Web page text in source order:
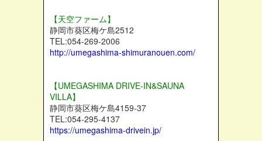
【天空ファーム】
静岡市葵区梅ケ島2512
TEL:054-269-2006
http://umegashima-shimuranouen.com/
【UMEGASHIMA DRIVE-IN&SAUNA
VILLA】
静岡市葵区梅ケ島4159-37
TEL:054-295-4137
https://umegashima-drivein.jp/